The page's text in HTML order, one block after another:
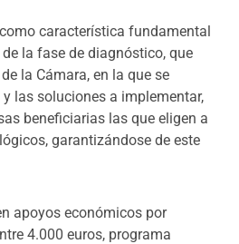
característica fundamental
la fase de diagnóstico, que
la Cámara, en la que se
las soluciones a implementar,
beneficiarias las que eligen a
garantizándose de este
apoyos económicos por
4.000 euros, programa